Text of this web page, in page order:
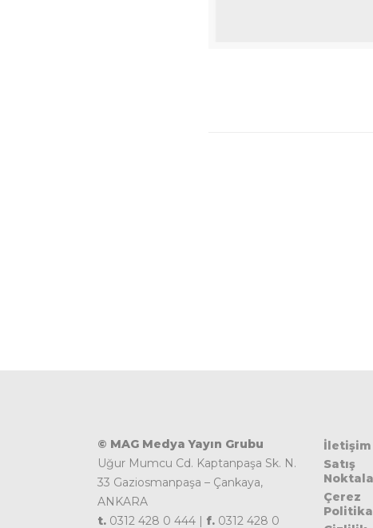
© MAG Medya Yayın Grubu
Uğur Mumcu Cd. Kaptanpaşa Sk. N.
33 Gaziosmanpaşa – Çankaya,
ANKARA
t. 0312 428 0 444 | f. 0312 428 0
İletişim
Satış
Çerez